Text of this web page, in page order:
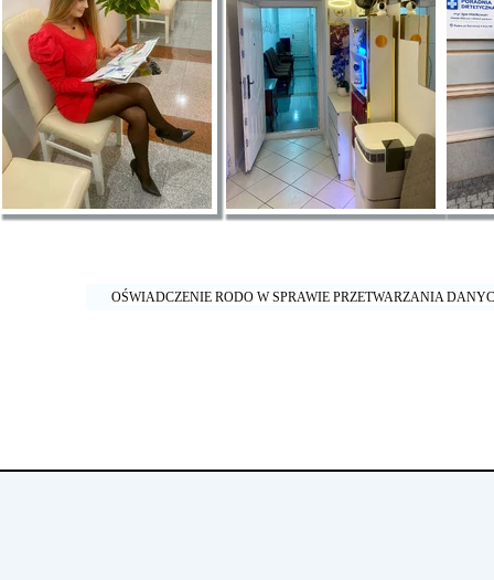
OŚWIADCZENIE RODO W SPRAWIE PRZETWARZANIA